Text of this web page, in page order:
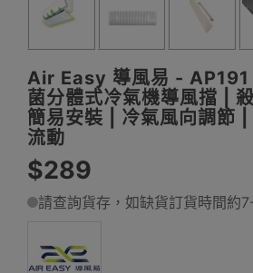
Air Easy 導風易 - AP191
菌分體式冷氣機導風擋 |
簡易安裝 | 冷氣風向調節 |
流動
$289
請查詢貨存，如缺貨訂貨時間約